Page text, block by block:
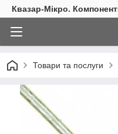
Квазар-Мікро.
Товари та послуги